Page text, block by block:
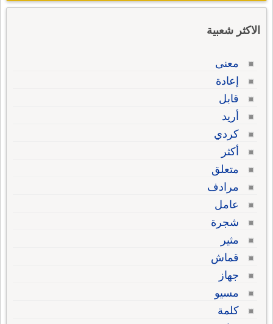
الاكثر شعبية
معنى
إعادة
قابل
أريد
كردي
أكثر
متعلق
مرادف
عامل
شجرة
مثير
قماش
جهاز
مسيو
كلمة